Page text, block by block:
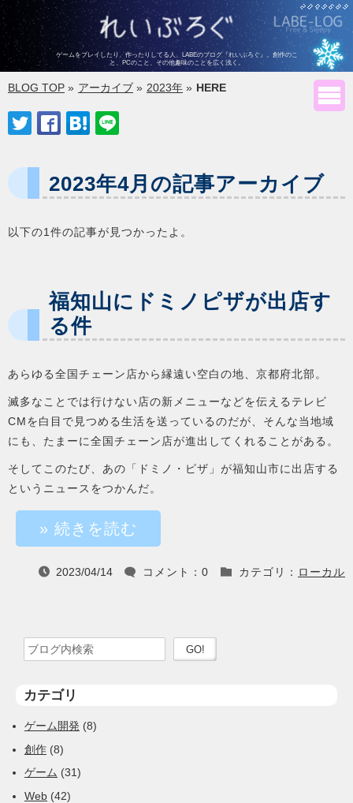
ゲームをプレイしたり、作ったりしてる人、LABEのブログ『れいぶろぐ』。 創作のこ
と、PCのこと、その他趣味のことを広く浅く。

BLOG TOP » アーカイブ » 2023年 » HERE
   
2023年4月の記事アーカイブ
以下の1件の記事が見つかったよ。
福知山にドミノピザが出店す
る件
あらゆる全国チェーン店から縁遠い空白の地、京都府北部。
滅多なことでは行けない店の新メニューなどを伝えるテレビ
CMを白目で見つめる生活を送っているのだが、そんな当地域
にも、たまーに全国チェーン店が進出してくれることがある。
そしてこのたび、あの「ドミノ・ピザ」が福知山市に出店する
というニュースをつかんだ。
» 続きを読む
 2023/04/14  コメント：0  カテゴリ： ローカル
検索ワードを入力 検索を実行
カテゴリ
ゲーム開発 (8)
創作 (8)
ゲーム (31)
Web (42)